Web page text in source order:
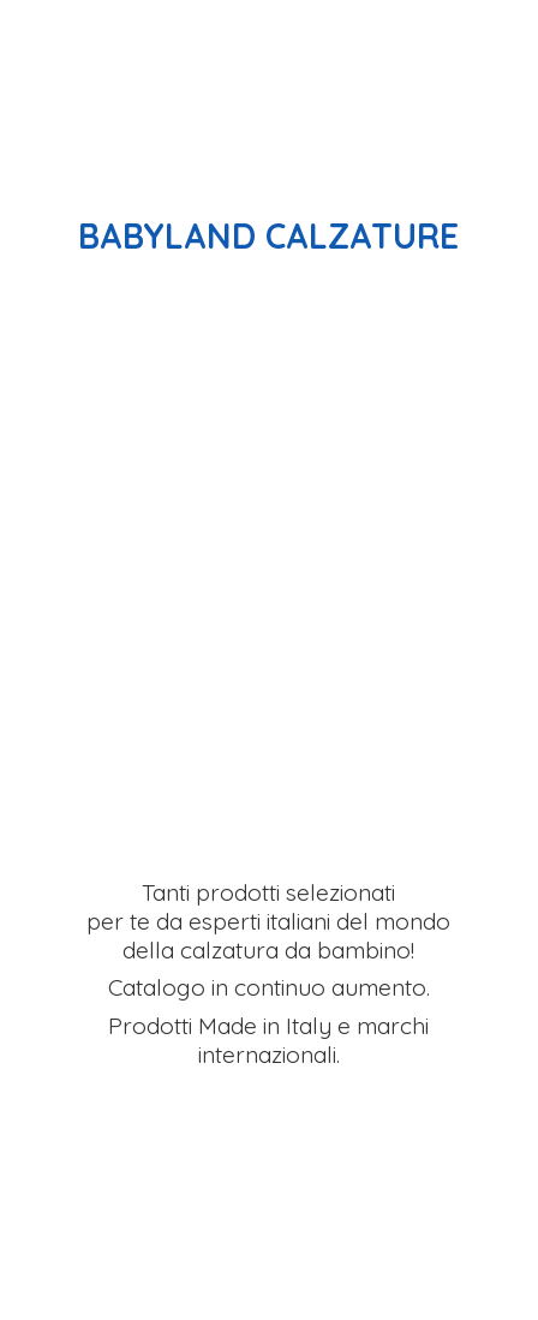
BABYLAND CALZATURE
Tanti prodotti selezionati
per te da esperti italiani del mondo
della calzatura da bambino!
Catalogo in continuo aumento.
Prodotti Made in Italy e marchi
internazionali.